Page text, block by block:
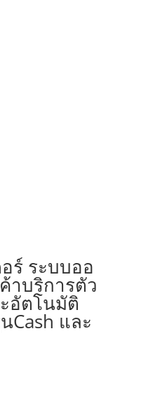
ร์ ระบบออ
าบริการตัว
อัตโนมัติ
Cash และ